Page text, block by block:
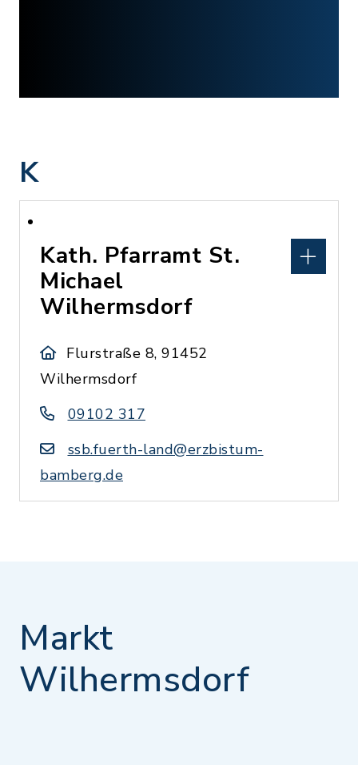
K
Kath. Pfarramt St.
Michael
Wilhermsdorf
Flurstraße 8, 91452
Wilhermsdorf
09102 317
ssb.fuerth-land@erzbistum-
bamberg.de
Markt
Wilhermsdorf